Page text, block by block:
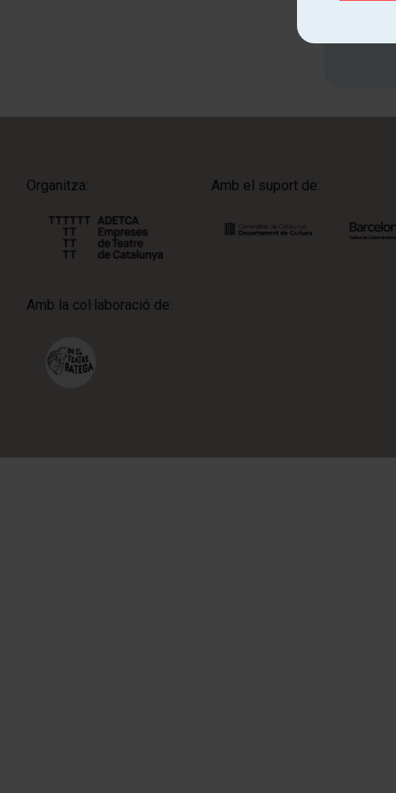
Organitza: Amb el suport de:
Amb la col·laboració de: